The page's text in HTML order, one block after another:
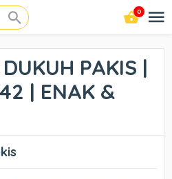
0
PAKIS |
| ENAK &